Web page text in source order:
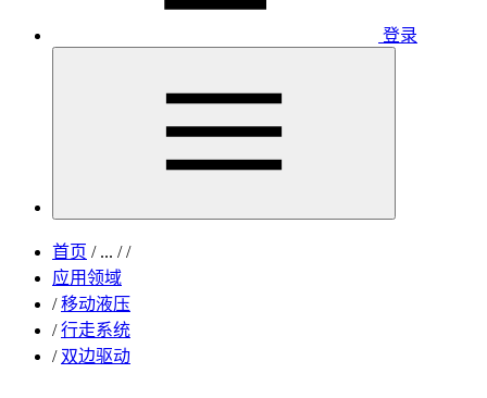
登录
首页 /... / /
应用领域
/ 移动液压
/ 行走系统
/ 双边驱动